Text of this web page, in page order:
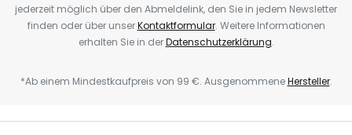
jederzeit möglich über den Abmeldelink, den Sie in jedem Newsletter
finden oder über unserKontaktformular. Weitere Informationen
erhalten Sie in derDatenschutzerklärung.
*Ab einem Mindestkaufpreis von 99 €. AusgenommeneHersteller.